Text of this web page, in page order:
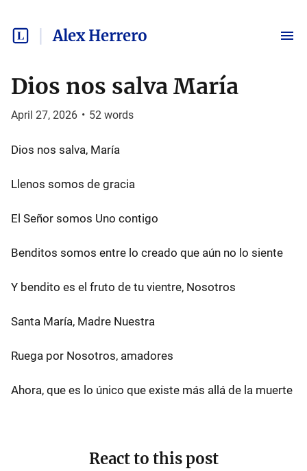
Alex Herrero
Dios nos salva María
April 27, 2026 • 52 words
Dios nos salva, María
Llenos somos de gracia
El Señor somos Uno contigo
Benditos somos entre lo creado que aún no lo siente
Y bendito es el fruto de tu vientre, Nosotros
Santa María, Madre Nuestra
Ruega por Nosotros, amadores
Ahora, que es lo único que existe más allá de la muerte
React to this post